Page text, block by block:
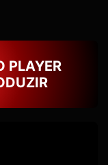
PLAYER